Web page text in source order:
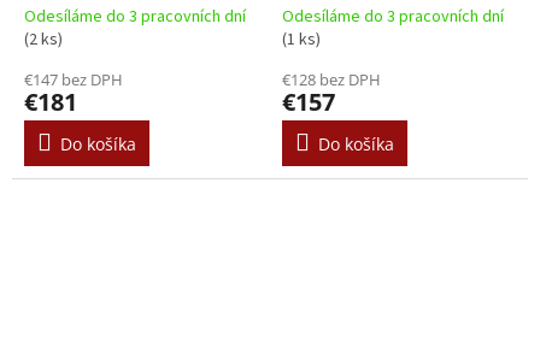
Odesíláme do 3 pracovních dní
(2 ks)
€147 bez DPH
€181
Do košíka
Odesíláme do 3 pracovních dní
(1 ks)
€128 bez DPH
€157
Do košíka